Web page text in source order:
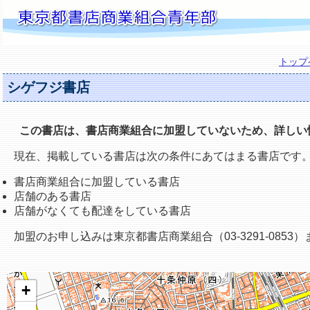
トッ
シゲフジ書店
この書店は、書店商業組合に加盟していないため、詳し
現在、掲載している書店は次の条件にあてはまる書店です
書店商業組合に加盟している書店
店舗のある書店
店舗がなくても配達をしている書店
加盟のお申し込みは東京都書店商業組合（03-3291-0853）
+